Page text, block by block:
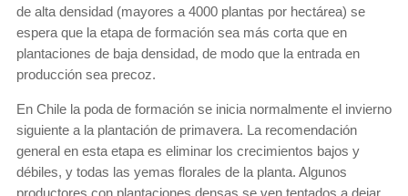
de alta densidad (mayores a 4000 plantas por hectárea) se
espera que la etapa de formación sea más corta que en
plantaciones de baja densidad, de modo que la entrada en
producción sea precoz.
En Chile la poda de formación se inicia normalmente el invierno
siguiente a la plantación de primavera. La recomendación
general en esta etapa es eliminar los crecimientos bajos y
débiles, y todas las yemas florales de la planta. Algunos
productores con plantaciones densas se ven tentados a dejar